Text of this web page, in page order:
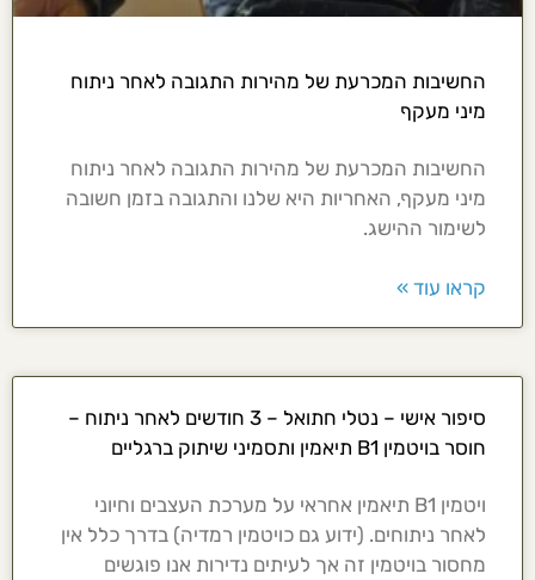
החשיבות המכרעת של מהירות התגובה לאחר ניתוח
מיני מעקף
החשיבות המכרעת של מהירות התגובה לאחר ניתוח
מיני מעקף, האחריות היא שלנו והתגובה בזמן חשובה
לשימור ההישג.
קראו עוד »
סיפור אישי – נטלי חתואל – 3 חודשים לאחר ניתוח –
חוסר בויטמין B1 תיאמין ותסמיני שיתוק ברגליים
ויטמין B1 תיאמין אחראי על מערכת העצבים וחיוני
לאחר ניתוחים. (ידוע גם כויטמין רמדיה) בדרך כלל אין
מחסור בויטמין זה אך לעיתים נדירות אנו פוגשים